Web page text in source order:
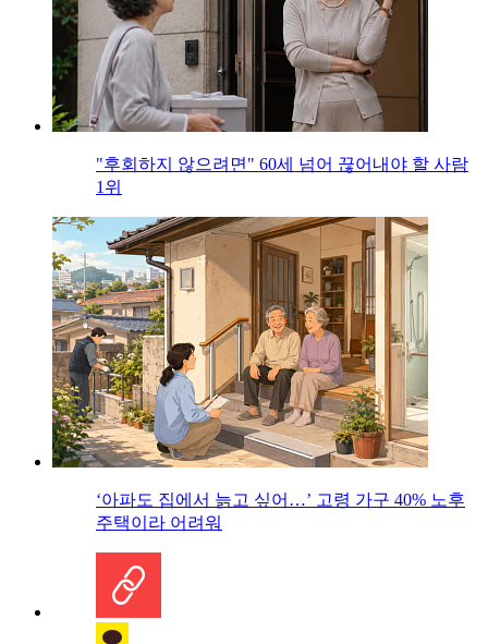
"후회하지 않으려면" 60세 넘어 끊어내야 할 사람
1위
‘아파도 집에서 늙고 싶어…’ 고령 가구 40% 노후
주택이라 어려워